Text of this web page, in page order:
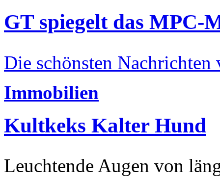
GT spiegelt das MPC-
Die schönsten Nachrichten
Immobilien
Kultkeks Kalter Hund
Leuchtende Augen von